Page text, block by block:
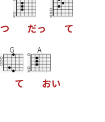
つ だっ て
G
て
A
おい